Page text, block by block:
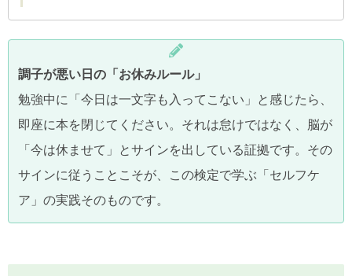
調子が悪い日の「お休みルール」
勉強中に「今日は一文字も入ってこない」と感じたら、
即座に本を閉じてください。それは怠けではなく、脳が
「今は休ませて」とサインを出している証拠です。その
サインに従うことこそが、この検定で学ぶ「セルフケ
ア」の実践そのものです。